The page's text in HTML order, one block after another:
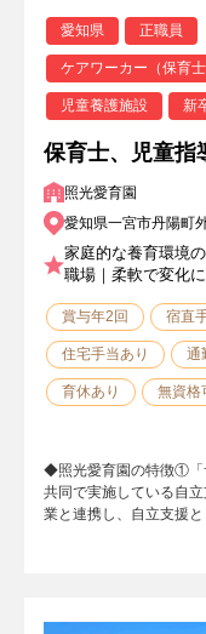
愛知県 正職員
ケアワーカー（保育
児童養護施設 新
保育士、児童指
照光愛育園
愛知県一宮市丹陽町
家庭的な養育環境
職場｜柔軟で変化
賞与年2回 宿直
住宅手当あり 通
育休あり 無資格
◆照光愛育園の特徴①「
共同で実施している自
業と連携し、自立支援